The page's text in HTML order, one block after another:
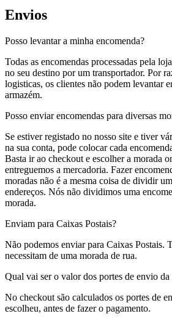
Envios
Posso levantar a minha encomenda?
Todas as encomendas processadas pela
no seu destino por um transportador. Por
logisticas, os clientes não podem levantar
armazém.
Posso enviar encomendas para diversas
Se estiver registado no nosso site e tiver
na sua conta, pode colocar cada
Basta ir ao checkout e escolher a morada
entreguemos a mercadoria. Fazer
moradas não é a mesma coisa de dividir
endereços. Nós não dividimos uma
morada.
Enviam para Caixas Postais?
Não podemos enviar para Caixas Postais.
necessitam de uma morada de rua.
Qual vai ser o valor dos portes de envio
No checkout são calculados os portes de
escolheu, antes de fazer o pagamento.